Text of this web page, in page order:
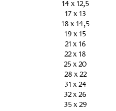
14 x 12,5
17 x 13
18 x 14,5
19 x 15
21 x 16
22 x 18
25 x 20
28 x 22
31 x 24
32 x 26
35 x 29